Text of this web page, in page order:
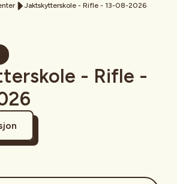
Jaktskytterskole - Rifle - 13-08-2026
- Rifle -